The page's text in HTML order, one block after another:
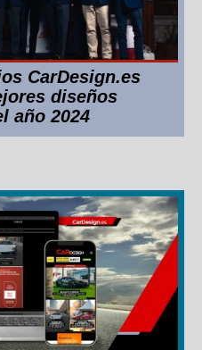
CarDesign.es
diseños
año 2024